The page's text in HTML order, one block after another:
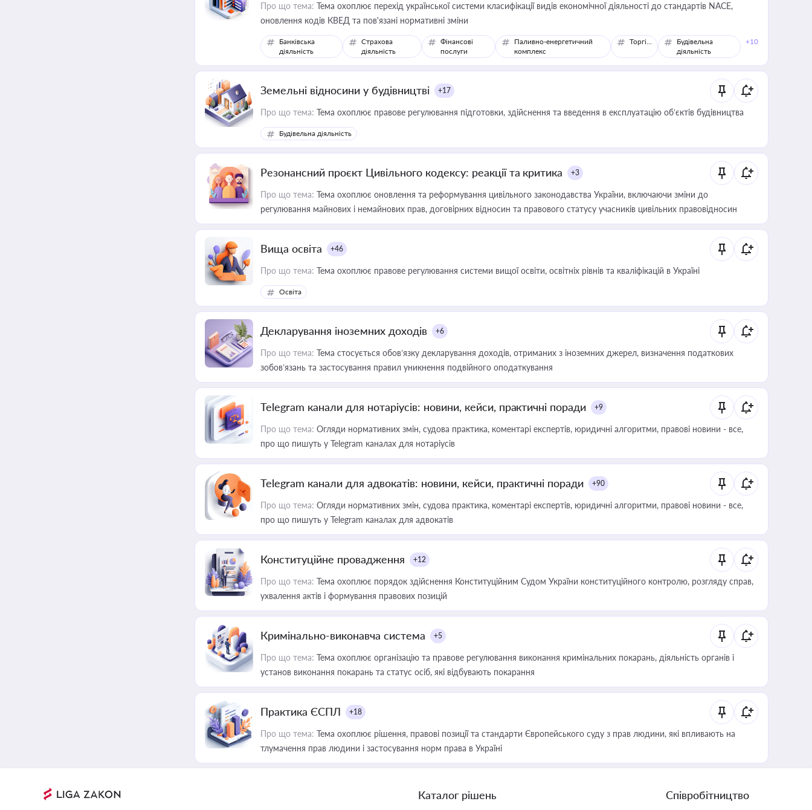
Про що тема: Тема охоплює перехід української системи класифікації видів економічної діяльності до стандартів NACE,
оновлення кодів КВЕД та пов'язані нормативні зміни
Банківська
діяльність
Страхова
діяльність
Фінансові
послуги
Паливно-енергетичний
комплекс
Торгівля
Будівельна
діяльність
+10
Земельні відносини у будівництві +17
Про що тема: Тема охоплює правове регулювання підготовки, здійснення та введення в експлуатацію об’єктів будівництва
Будівельна діяльність
Резонансний проєкт Цивільного кодексу: реакції та критика +3
Про що тема: Тема охоплює оновлення та реформування цивільного законодавства України, включаючи зміни до
регулювання майнових і немайнових прав, договірних відносин та правового статусу учасників цивільних правовідносин
Вища освіта +46
Про що тема: Тема охоплює правове регулювання системи вищої освіти, освітніх рівнів та кваліфікацій в Україні
Освіта
Декларування іноземних доходів +6
Про що тема: Тема стосується обов’язку декларування доходів, отриманих з іноземних джерел, визначення податкових
зобов’язань та застосування правил уникнення подвійного оподаткування
Telegram канали для нотаріусів: новини, кейси, практичні поради +9
Про що тема: Огляди нормативних змін, судова практика, коментарі експертів, юридичні алгоритми, правові новини - все,
про що пишуть у Telegram каналах для нотаріусів
Telegram канали для адвокатів: новини, кейси, практичні поради +90
Про що тема: Огляди нормативних змін, судова практика, коментарі експертів, юридичні алгоритми, правові новини - все,
про що пишуть у Telegram каналах для адвокатів
Конституційне провадження +12
Про що тема: Тема охоплює порядок здійснення Конституційним Судом України конституційного контролю, розгляду справ,
ухвалення актів і формування правових позицій
Кримінально-виконавча система +5
Про що тема: Тема охоплює організацію та правове регулювання виконання кримінальних покарань, діяльність органів і
установ виконання покарань та статус осіб, які відбувають покарання
Практика ЄСПЛ +18
Про що тема: Тема охоплює рішення, правові позиції та стандарти Європейського суду з прав людини, які впливають на
тлумачення прав людини і застосування норм права в Україні
Каталог рішень Співробітництво